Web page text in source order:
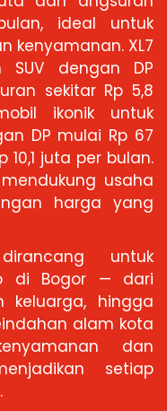
ideal untuk
kenyamanan. XL7
SUV dengan DP
sekitar Rp 5,8
ikonik untuk
DP mulai Rp 67
juta per bulan.
usaha
harga yang
untuk
di Bogor — dari
keluarga, hingga
alam kota
dan
setiap